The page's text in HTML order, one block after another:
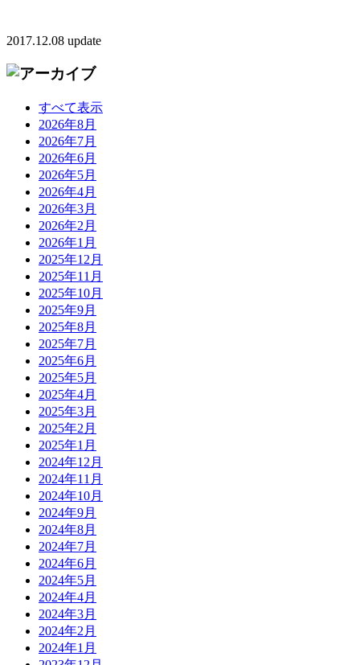
2017.12.08 update
すべて表示
2026年8月
2026年7月
2026年6月
2026年5月
2026年4月
2026年3月
2026年2月
2026年1月
2025年12月
2025年11月
2025年10月
2025年9月
2025年8月
2025年7月
2025年6月
2025年5月
2025年4月
2025年3月
2025年2月
2025年1月
2024年12月
2024年11月
2024年10月
2024年9月
2024年8月
2024年7月
2024年6月
2024年5月
2024年4月
2024年3月
2024年2月
2024年1月